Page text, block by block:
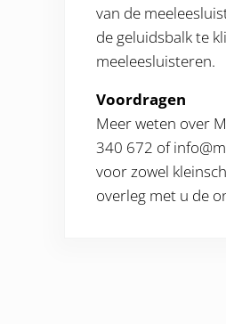
van de
de geluidsbalk te
meeleesluisteren.
Voordragen
Meer weten over
340 672 of
voor zowel
overleg met u de